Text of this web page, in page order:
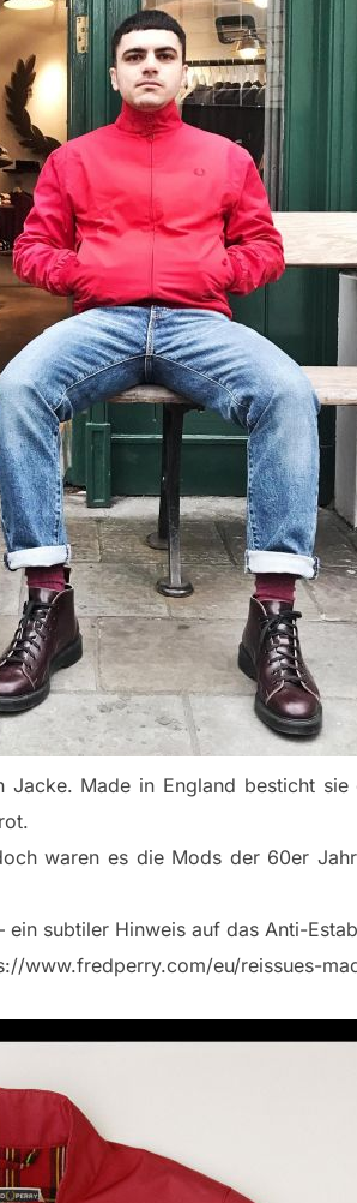
Made in England besticht
waren es die Mods der 60er
subtiler Hinweis auf das Anti-
eu/reissues-